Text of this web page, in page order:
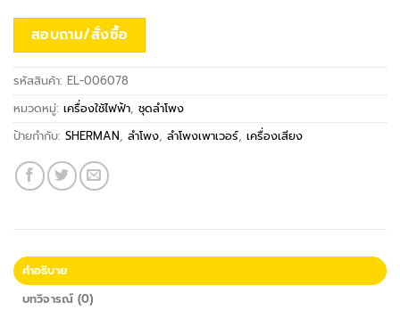
สอบถาม/สั่งซื้อ
รหัสสินค้า: EL-006078
หมวดหมู่: เครื่องใช้ไฟฟ้า, ชุดลำโพง
ป้ายกำกับ: SHERMAN, ลำโพง, ลำโพงเพาเวอร์, เครื่องเสียง
คำอธิบาย
บทวิจารณ์ (0)